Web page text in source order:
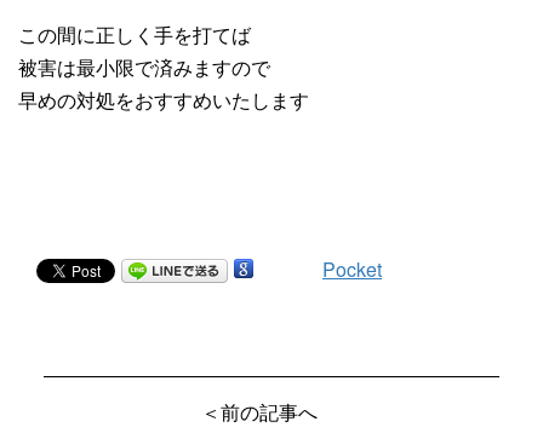
この間に正しく手を打てば
被害は最小限で済みますので
早めの対処をおすすめいたします
Pocket
＜前の記事へ